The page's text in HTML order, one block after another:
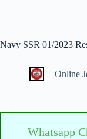
Navy SSR 01/2023
Online
Whatsapp